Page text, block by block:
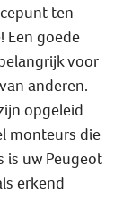
ten
Een goede
voor
anderen.
opgeleid
monteurs die
is uw Peugeot
erkend